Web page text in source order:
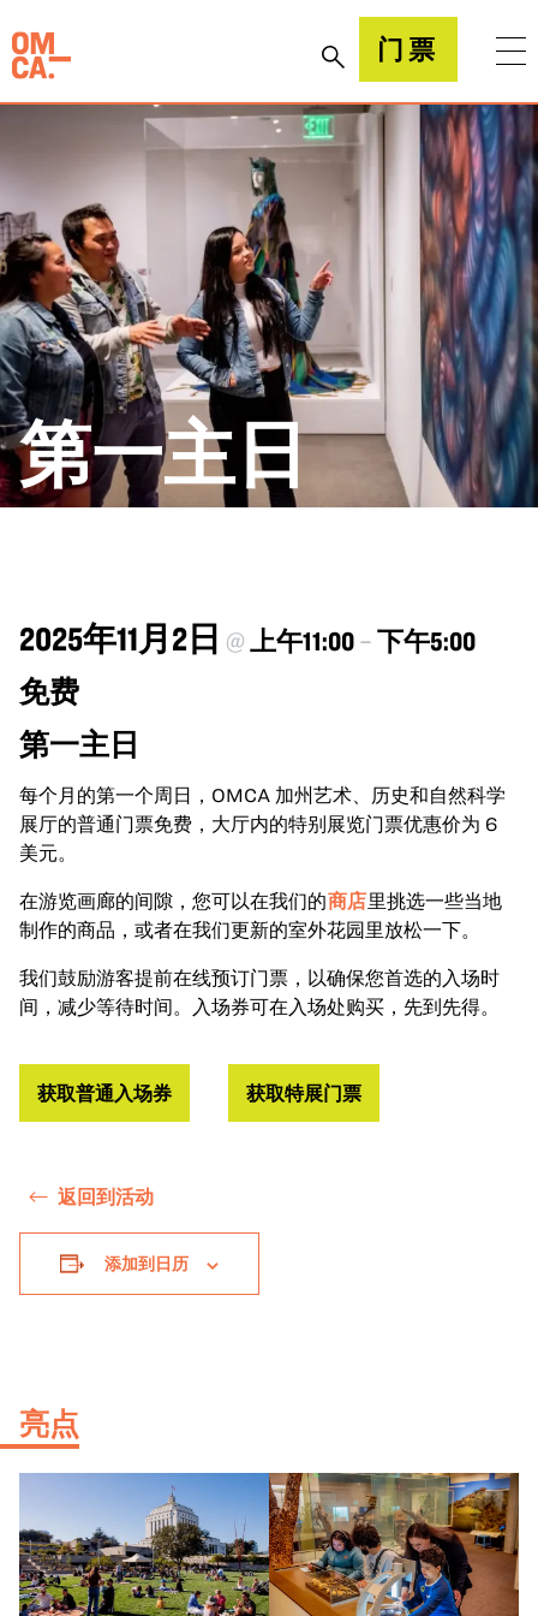
到
内
容
加州奥克兰博物馆(OMCA) 门票
第一主日
2025年11月2日 @ 上午11:00–下午5:00
免费
第一主日
每个月的第一个周日，OMCA 加州艺术、历史和自然科学
展厅的普通门票免费，大厅内的特别展览门票优惠价为 6
美元。
在游览画廊的间隙，您可以在我们的商店里挑选一些当地
制作的商品，或者在我们更新的室外花园里放松一下。
我们鼓励游客提前在线预订门票，以确保您首选的入场时
间，减少等待时间。入场券可在入场处购买，先到先得。
获取普通入场券 获取特展门票
返回到活动
添加到日历
亮点